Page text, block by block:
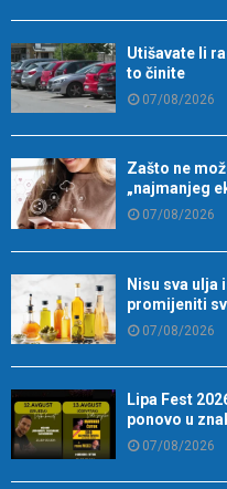
Utišavate li
to činite
07/08/2026
Zašto ne
„najmanjeg
07/08/2026
Nisu sva ulja
promijeniti
07/08/2026
Lipa Fest
ponovo u
07/08/2026